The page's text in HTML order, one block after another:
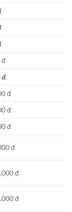
đ
đ
đ
đ
đ
đ
đ
đ